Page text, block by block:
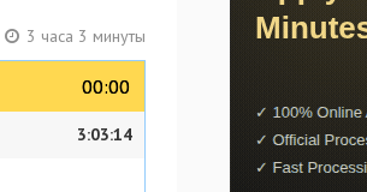
3 часа 3 минуты
00:00
00:00
3:03:14